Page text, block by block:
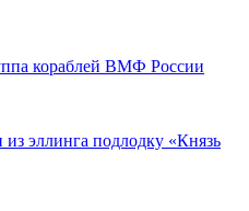
кораблей ВМФ России
эллинга подлодку «Князь